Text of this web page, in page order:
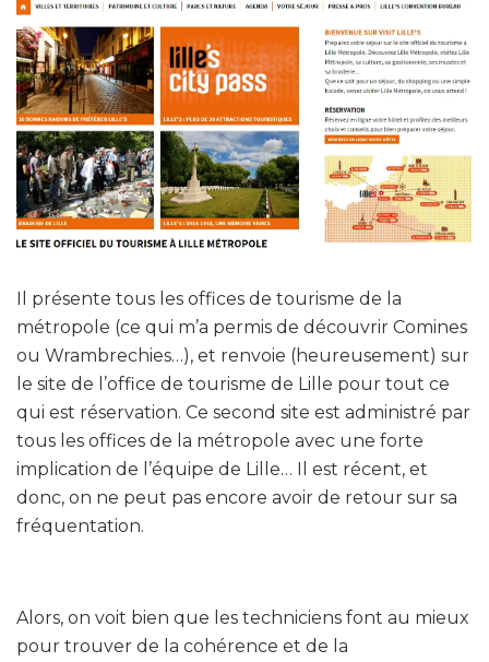
Il présente tous les offices de tourisme de la
métropole (ce qui m’a permis de découvrir Comines
ou Wrambrechies…), et renvoie (heureusement) sur
le site de l’office de tourisme de Lille pour tout ce
qui est réservation. Ce second site est administré par
tous les offices de la métropole avec une forte
implication de l’équipe de Lille… Il est récent, et
donc, on ne peut pas encore avoir de retour sur sa
fréquentation.
Alors, on voit bien que les techniciens font au mieux
pour trouver de la cohérence et de la